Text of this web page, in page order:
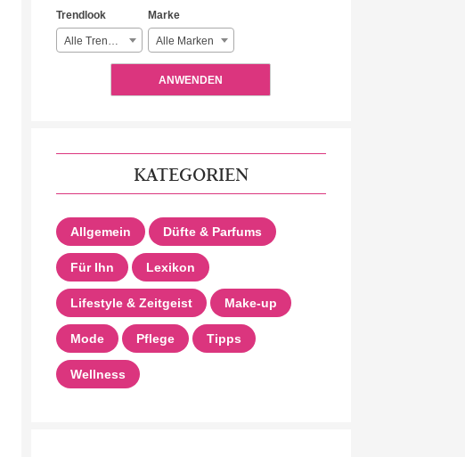
Trendlook
Alle Trendlooks
Marke
Alle Marken
ANWENDEN
KATEGORIEN
Allgemein Düfte & Parfums
Für Ihn Lexikon
Lifestyle & Zeitgeist Make-up
Mode Pflege Tipps
Wellness